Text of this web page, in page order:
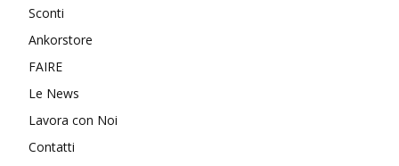
Sconti
Ankorstore
FAIRE
Le News
Lavora con Noi
Contatti